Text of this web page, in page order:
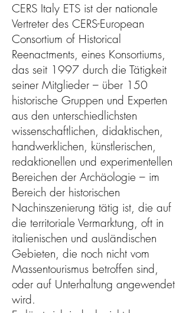
CERS Italy ETS ist der nationale
Vertreter des CERS-European
Consortium of Historical
Reenactments, eines Konsortiums,
das seit 1997 durch die Tätigkeit
seiner Mitglieder – über 150
historische Gruppen und Experten
aus den unterschiedlichsten
wissenschaftlichen, didaktischen,
handwerklichen, künstlerischen,
redaktionellen und experimentellen
Bereichen der Archäologie – im
Bereich der historischen
Nachinszenierung tätig ist, die auf
die territoriale Vermarktung, oft in
italienischen und ausländischen
Gebieten, die noch nicht vom
Massentourismus betroffen sind,
oder auf Unterhaltung angewendet
wird.